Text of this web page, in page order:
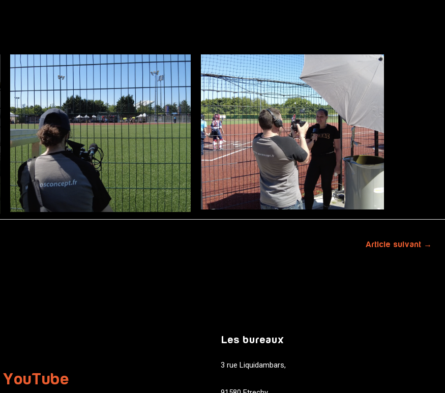
Article suivant →
Les bureaux
3 rue Liquidambars,